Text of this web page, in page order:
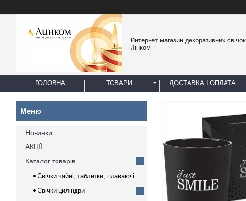
Интернет магазин декоративних свічок
Лінком
ГОЛОВНА ТОВАРИ ДОСТАВКА І ОПЛАТА
Новинки
АКЦІЇ
Каталог товарів
Свічки чайні, таблетки, плаваючі
Свічки циліндри